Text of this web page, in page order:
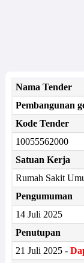
Nama Tender
Pembangunan
Kode Tender
10055562000
Satuan Kerja
Rumah Sakit
Pengumuman
14 Juli 2025
Penutupan
21 Juli 2025 -